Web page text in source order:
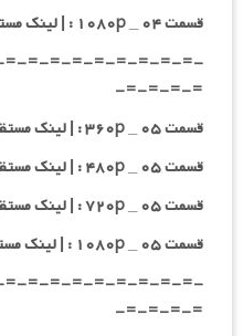
قسمت ۰۴ _ ۱۰۸۰p : | لینک مستقیم |
=-=-=-=-=-=-=-=-
=-=-=-=-
قسمت ۰۵ _ ۳۶۰p : | لینک مستقیم |
قسمت ۰۵ _ ۴۸۰p : | لینک مستقیم |
قسمت ۰۵ _ ۷۲۰p : | لینک مستقیم |
قسمت ۰۵ _ ۱۰۸۰p : | لینک مستقیم |
=-=-=-=-=-=-=-=-
=-=-=-=-